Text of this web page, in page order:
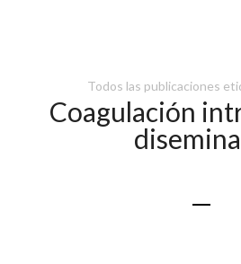
Todos las publicaciones
Coagulación